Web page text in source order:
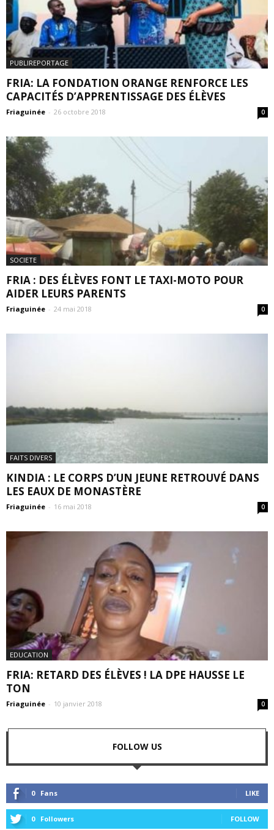
PUBLIREPORTAGE
FRIA: LA FONDATION ORANGE RENFORCE LES
CAPACITÉS D’APPRENTISSAGE DES ÉLÈVES
Friaguinée - 26 octobre 2018 0
SOCIETE
FRIA : DES ÉLÈVES FONT LE TAXI-MOTO POUR
AIDER LEURS PARENTS
Friaguinée - 24 mai 2018 0
FAITS DIVERS
KINDIA : LE CORPS D’UN JEUNE RETROUVÉ DANS
LES EAUX DE MONASTÈRE
Friaguinée - 16 mai 2018 0
EDUCATION
FRIA: RETARD DES ÉLÈVES ! LA DPE HAUSSE LE
TON
Friaguinée - 10 janvier 2018 0
FOLLOW US
0 Fans LIKE
0 Followers FOLLOW